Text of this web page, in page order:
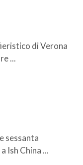
di Verona
...
sessanta
Ish China ...